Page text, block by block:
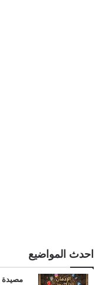
احدث المواضيع
مصيدة